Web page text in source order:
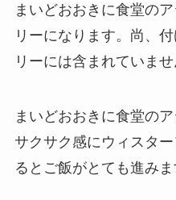
まいどおおきに食堂の
リーになります。尚、
リーには含まれていませ
まいどおおきに食堂の
サクサク感にウィスタ
るとご飯がとても進みま